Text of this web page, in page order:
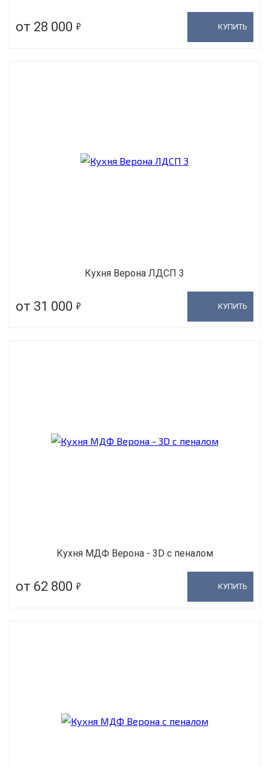
от 28 000 5 КУПИТЬ
Кухня Верона ЛДСП 3
от 31 000 5 КУПИТЬ
Кухня МДФ Верона - 3D с пеналом
от 62 800 5 КУПИТЬ